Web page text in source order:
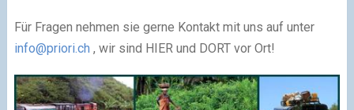
Für Fragen nehmen sie gerne Kontakt mit uns auf unter
info@priori.ch , wir sind HIER und DORT vor Ort!